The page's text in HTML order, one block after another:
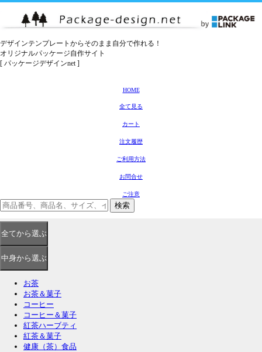
デザインテンプレートからそのまま自分で作れる！
オリジナルパッケージ自作サイト
[ パッケージデザインnet ]
HOME
全て見る
カート
注文履歴
ご利用方法
お問合せ
ご注意
検索
全てから選ぶ
中身から選ぶ
お茶
お茶＆菓子
コーヒー
コーヒー＆菓子
紅茶ハーブティ
紅茶＆菓子
健康（茶）食品